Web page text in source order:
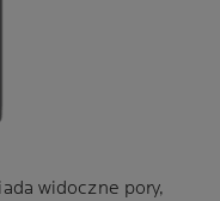
widoczne pory,